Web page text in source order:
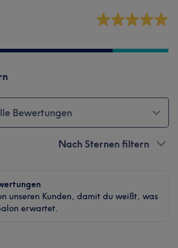
Bewertungen
Nach Sternen filtern
unseren Kunden, damit du weißt, was
erwartet.